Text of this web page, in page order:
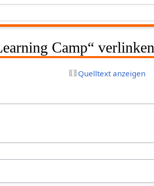
Camp“ verlinken
Quelltext anzeigen